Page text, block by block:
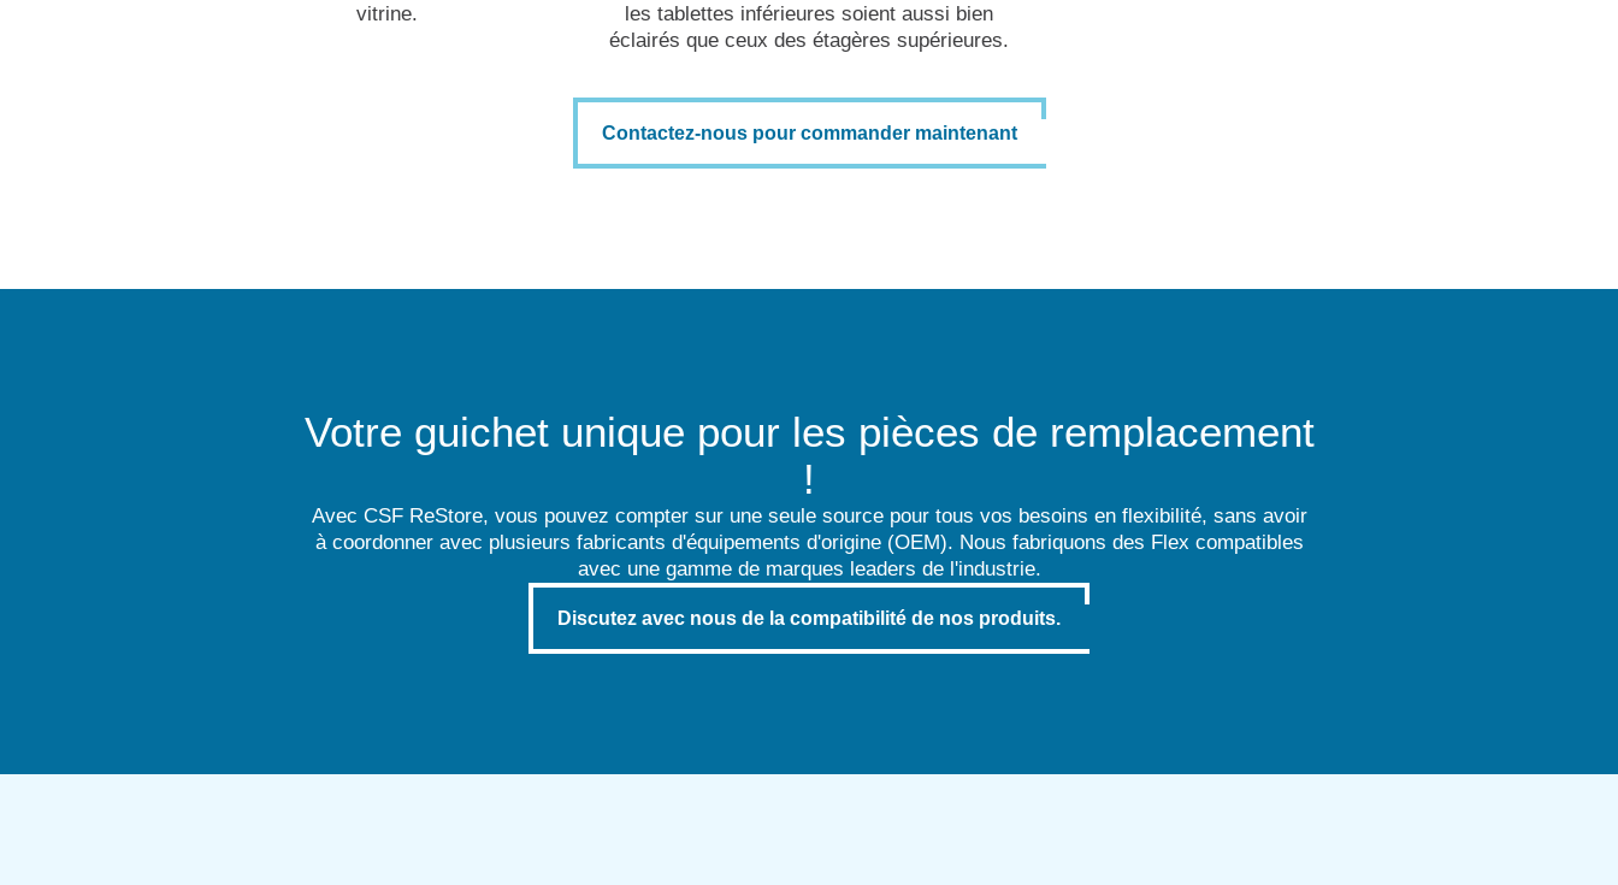
vitrine.
les tablettes inférieures soient aussi bien
éclairés que ceux des étagères supérieures.
Contactez-nous pour commander maintenant
Votre guichet unique pour les pièces de remplacement
!
Avec CSF ReStore, vous pouvez compter sur une seule source pour tous vos besoins en flexibilité, sans avoir
à coordonner avec plusieurs fabricants d'équipements d'origine (OEM). Nous fabriquons des Flex compatibles
avec une gamme de marques leaders de l'industrie.
Discutez avec nous de la compatibilité de nos produits.